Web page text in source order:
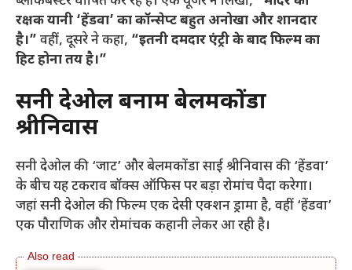
रक्षक यानी ‘हेंडवा’ का कॉन्सेप्ट बहुत अनोखा और शानदार
है।” वहीं, दूसरे ने कहा, “इतनी दमदार एंट्री के बाद फिल्म का
हिट होना तय है।”
सनी देओल बनाम बेलमकोंडा
श्रीनिवास
सनी देओल की ‘जाट’ और बेलमकोंडा साई श्रीनिवास की ‘हेंडवा’
के बीच यह टकराव बॉक्स ऑफिस पर बड़ा रोमांच पैदा करेगा।
जहां सनी देओल की फिल्म एक देसी एक्शन ड्रामा है, वहीं ‘हेंडवा’
एक पौराणिक और रोमांचक कहानी लेकर आ रही है।